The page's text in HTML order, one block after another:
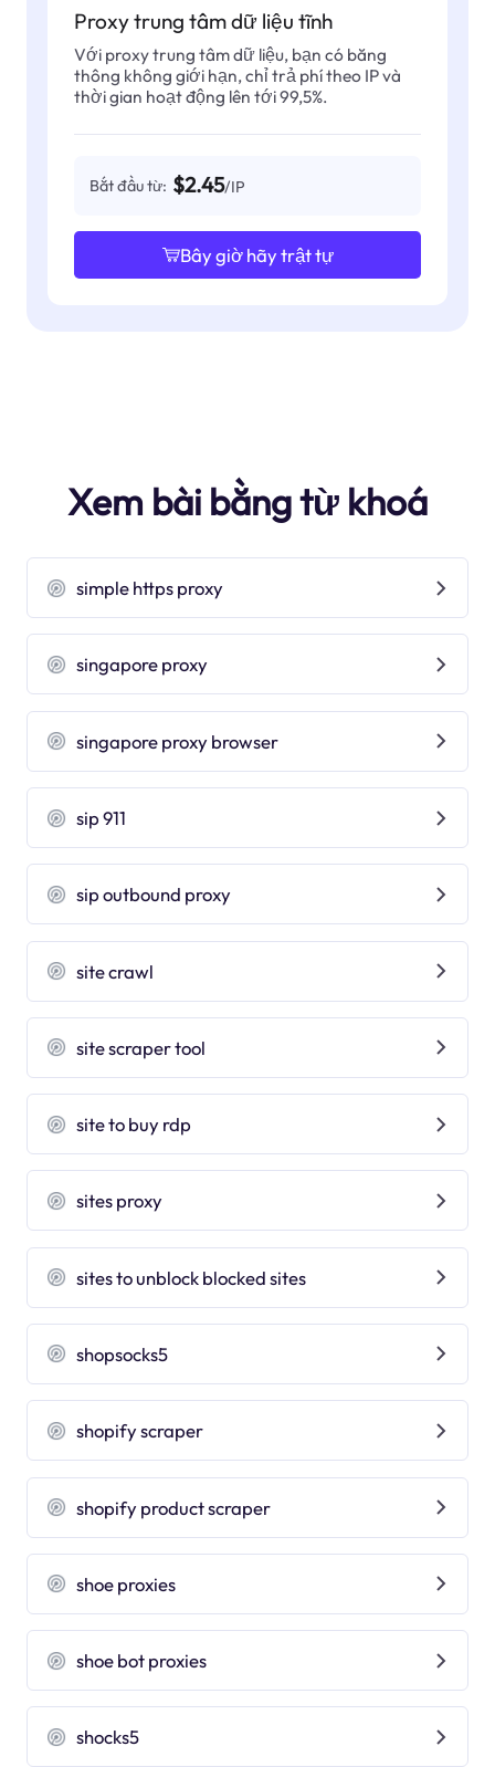
Proxy trung tâm dữ liệu tĩnh
Với proxy trung tâm dữ liệu, bạn có băng
thông không giới hạn, chỉ trả phí theo IP và
thời gian hoạt động lên tới 99,5%.
Bắt đầu từ: $2.45/IP
Bây giờ hãy trật tự
Xem bài bằng từ khoá
simple https proxy
singapore proxy
singapore proxy browser
sip 911
sip outbound proxy
site crawl
site scraper tool
site to buy rdp
sites proxy
sites to unblock blocked sites
shopsocks5
shopify scraper
shopify product scraper
shoe proxies
shoe bot proxies
shocks5